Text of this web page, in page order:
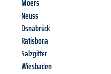
Moers
Neuss
Osnabrück
Ratisbona
Salzgitter
Wiesbaden